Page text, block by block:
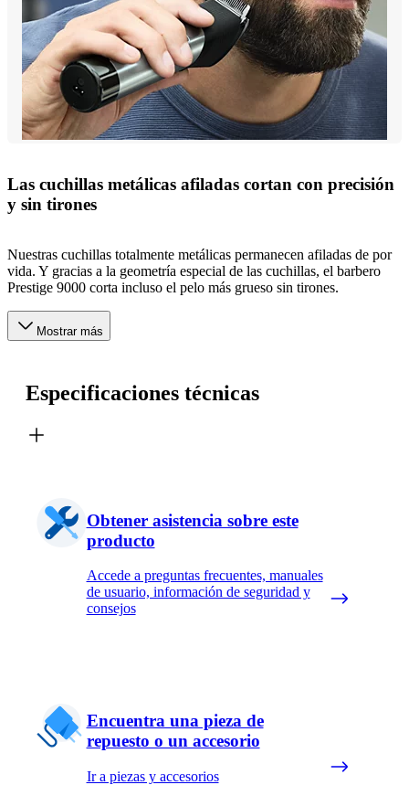
Las cuchillas metálicas afiladas cortan con precisión
y sin tirones
Nuestras cuchillas totalmente metálicas permanecen afiladas de por
vida. Y gracias a la geometría especial de las cuchillas, el barbero
Prestige 9000 corta incluso el pelo más grueso sin tirones.
Mostrar más
Especificaciones técnicas
Obtener asistencia sobre este
producto
Accede a preguntas frecuentes, manuales
de usuario, información de seguridad y
consejos
Encuentra una pieza de
repuesto o un accesorio
Ir a piezas y accesorios